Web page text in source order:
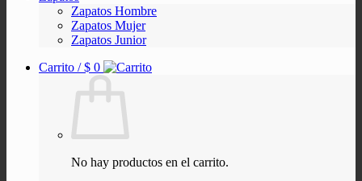
Zapatos Hombre
Zapatos Mujer
Zapatos Junior
Carrito /$ 0
No hay productos en el carrito.